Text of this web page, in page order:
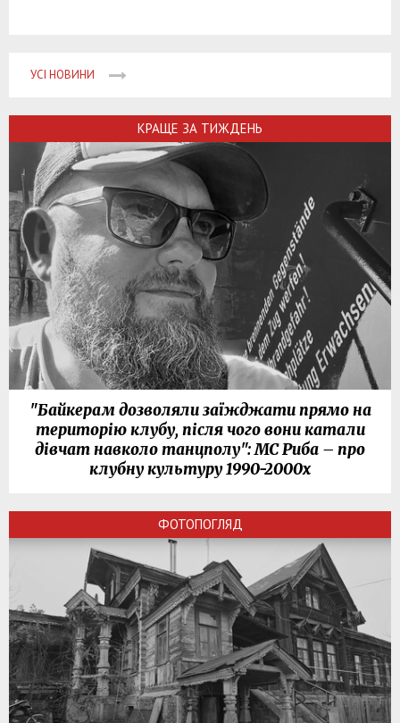
УСІ НОВИНИ
КРАЩЕ ЗА ТИЖДЕНЬ
"Байкерам дозволяли заїжджати прямо на
територію клубу, після чого вони катали
дівчат навколо танцполу": МС Риба – про
клубну культуру 1990-2000х
ФОТОПОГЛЯД